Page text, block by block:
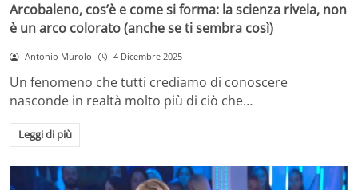
Arcobaleno, cos’è e come si forma: la scienza rivela, non
è un arco colorato (anche se ti sembra così)
Antonio Murolo 4 Dicembre 2025
Un fenomeno che tutti crediamo di conoscere
nasconde in realtà molto più di ciò che…
Leggi di più